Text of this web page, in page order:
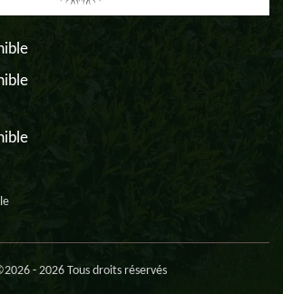
- 2026 Tous droits réservés